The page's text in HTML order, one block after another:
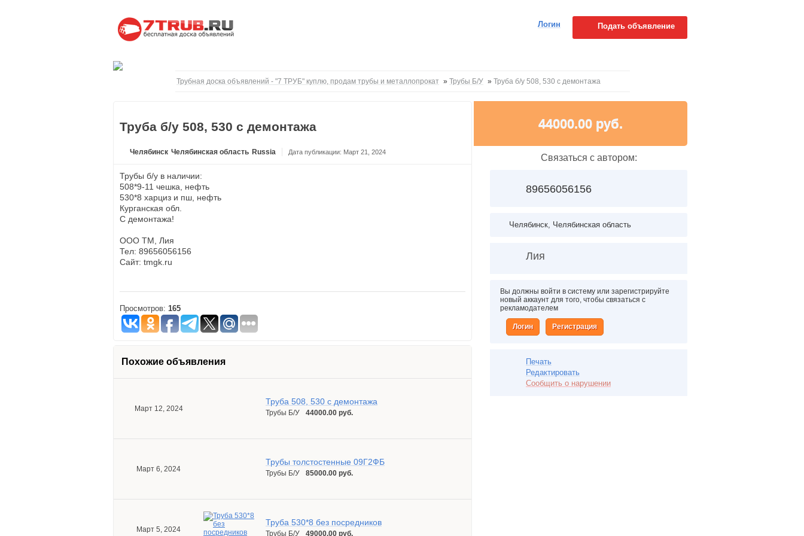
Логин Подать объявление
Трубная доска объявлений - "7 ТРУБ" куплю, продам трубы и металлопрокат » Трубы Б/У » Труба б/у 508, 530 с демонтажа
Труба б/у 508, 530 с демонтажа
Челябинск Челябинская область Russia Дата публикации: Март 21, 2024
Трубы б/у в наличии:
508*9-11 чешка, нефть
530*8 харциз и пш, нефть
Курганская обл.
С демонтажа!
ООО ТМ, Лия
Тел: 89656056156
Сайт: tmgk.ru
Просмотров: 165
Похожие объявления
Март 12, 2024
Труба 508, 530 с демонтажа
Трубы Б/У 44000.00 руб.
Март 6, 2024
Трубы толстостенные 09Г2ФБ
Трубы Б/У 85000.00 руб.
Март 5, 2024
Труба 530*8 без посредников
Трубы Б/У 49000.00 руб.
44000.00 руб.
Связаться с автором:
89656056156
Челябинск, Челябинская область
Лия
Вы должны войти в систему или зарегистрируйте
новый аккаунт для того, чтобы связаться с
рекламодателем
Логин Регистрация
Печать
Редактировать
Сообщить о нарушении